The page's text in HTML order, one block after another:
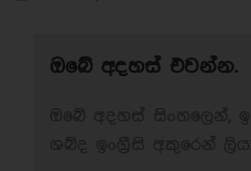
ඔබේ අදහස් එවන්න.